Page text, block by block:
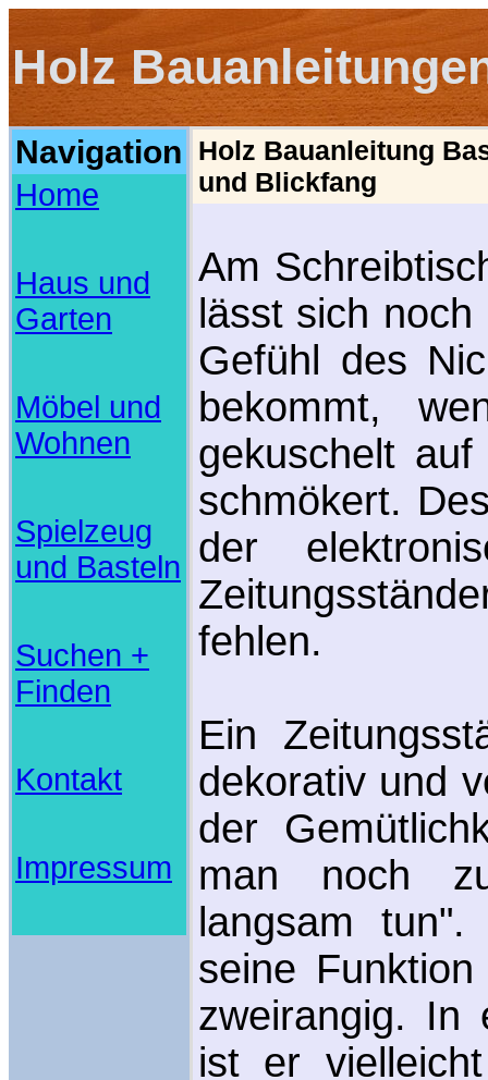
Holz
Navigation
Home
Haus und
Garten
Möbel und
Wohnen
Spielzeug
und Basteln
Suchen +
Finden
Kontakt
Impressum
Holz Bauanleitung
und Blickfang
Am
lässt sich
Gefühl des
bekommt,
gekuschelt
schmökert.
der
fehlen.
Ein
dekorativ und
der
man noch
langsam
seine
zweirangig. In
ist er